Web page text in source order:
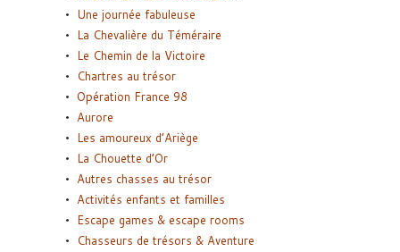
Une journée fabuleuse
La Chevalière du Téméraire
Le Chemin de la Victoire
Chartres au trésor
Opération France 98
Aurore
Les amoureux d’Ariège
La Chouette d’Or
Autres chasses au trésor
Activités enfants et familles
Escape games & escape rooms
Chasseurs de trésors & Aventure